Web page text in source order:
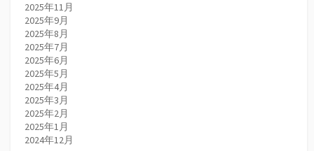
2025年11月
2025年9月
2025年8月
2025年7月
2025年6月
2025年5月
2025年4月
2025年3月
2025年2月
2025年1月
2024年12月